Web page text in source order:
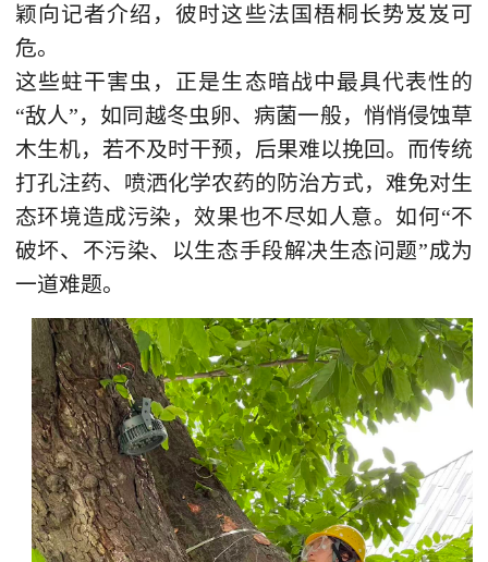
颖向记者介绍，彼时这些法国梧桐长势岌岌可
危。
这些蛀干害虫，正是生态暗战中最具代表性的
“敌人”，如同越冬虫卵、病菌一般，悄悄侵蚀草
木生机，若不及时干预，后果难以挽回。而传统
打孔注药、喷洒化学农药的防治方式，难免对生
态环境造成污染，效果也不尽如人意。如何“不
破坏、不污染、以生态手段解决生态问题”成为
一道难题。